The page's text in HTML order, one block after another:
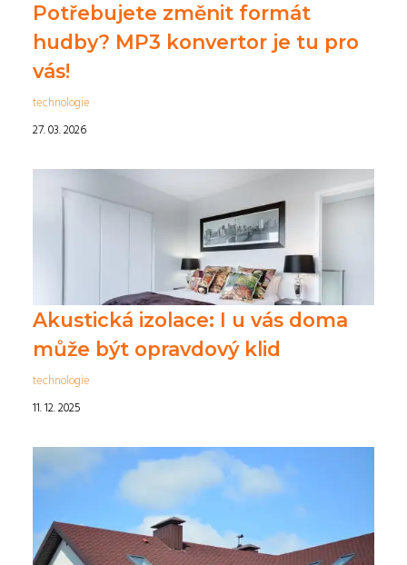
Potřebujete změnit formát
hudby? MP3 konvertor je tu pro
vás!
technologie
27. 03. 2026
Akustická izolace: I u vás doma
může být opravdový klid
technologie
11. 12. 2025